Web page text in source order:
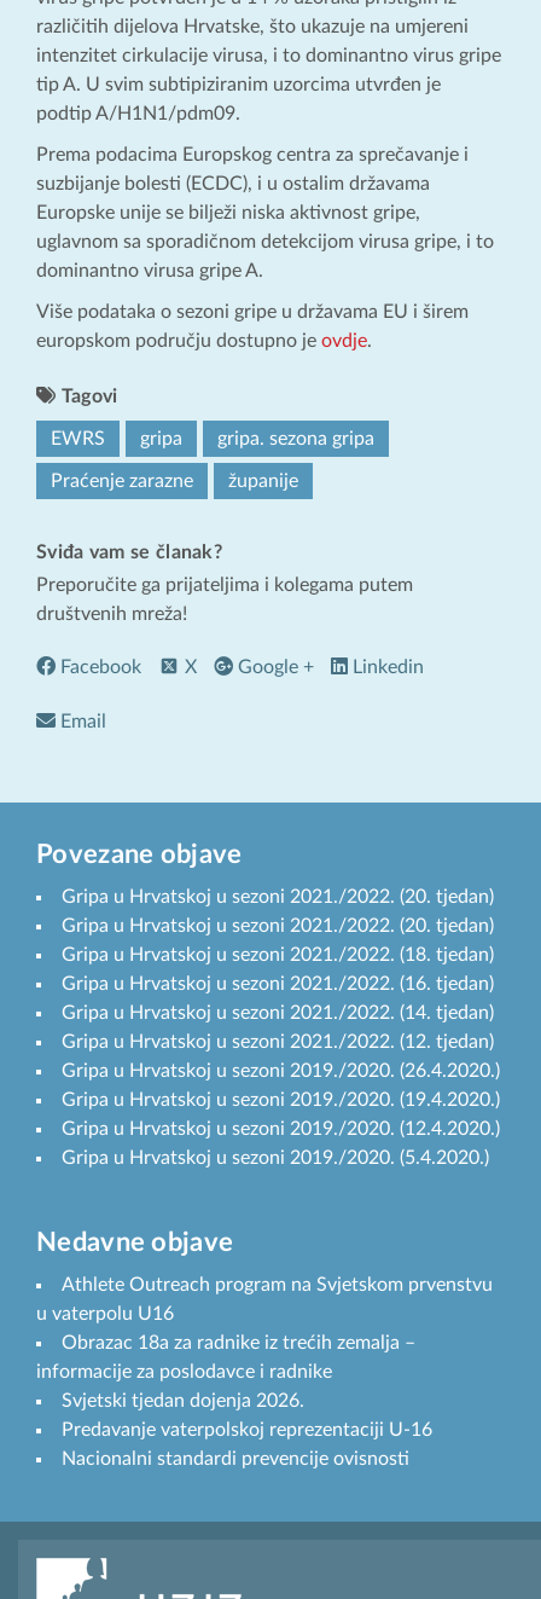
različitih dijelova Hrvatske, što ukazuje na umjereni
intenzitet cirkulacije virusa, i to dominantno virus gripe
tip A. U svim subtipiziranim uzorcima utvrđen je
podtip A/H1N1/pdm09.
Prema podacima Europskog centra za sprečavanje i
suzbijanje bolesti (ECDC), i u ostalim državama
Europske unije se bilježi niska aktivnost gripe,
uglavnom sa sporadičnom detekcijom virusa gripe, i to
dominantno virusa gripe A.
Više podataka o sezoni gripe u državama EU i širem
europskom području dostupno je ovdje.
Tagovi
EWRS gripa gripa. sezona gripa
Praćenje zarazne županije
Sviđa vam se članak?
Preporučite ga prijateljima i kolegama putem
društvenih mreža!
Facebook X Google + Linkedin
Email
Povezane objave
Gripa u Hrvatskoj u sezoni 2021./2022. (20. tjedan)
Gripa u Hrvatskoj u sezoni 2021./2022. (20. tjedan)
Gripa u Hrvatskoj u sezoni 2021./2022. (18. tjedan)
Gripa u Hrvatskoj u sezoni 2021./2022. (16. tjedan)
Gripa u Hrvatskoj u sezoni 2021./2022. (14. tjedan)
Gripa u Hrvatskoj u sezoni 2021./2022. (12. tjedan)
Gripa u Hrvatskoj u sezoni 2019./2020. (26.4.2020.)
Gripa u Hrvatskoj u sezoni 2019./2020. (19.4.2020.)
Gripa u Hrvatskoj u sezoni 2019./2020. (12.4.2020.)
Gripa u Hrvatskoj u sezoni 2019./2020. (5.4.2020.)
Nedavne objave
Athlete Outreach program na Svjetskom prvenstvu
u vaterpolu U16
Obrazac 18a za radnike iz trećih zemalja –
informacije za poslodavce i radnike
Svjetski tjedan dojenja 2026.
Predavanje vaterpolskoj reprezentaciji U-16
Nacionalni standardi prevencije ovisnosti